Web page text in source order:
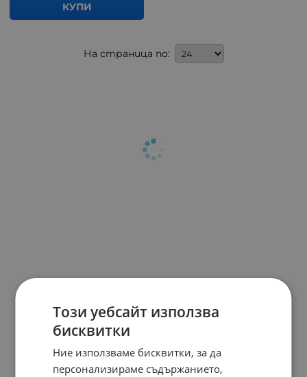
КУПИ
На страница по:
Този уебсайт използва
бисквитки
Ние използваме бисквитки, за да
персонализираме съдържанието,